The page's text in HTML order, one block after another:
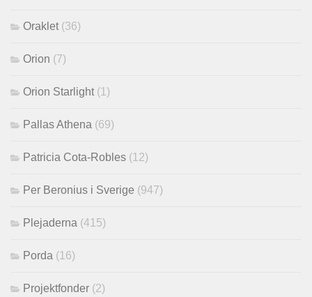
Oraklet (36)
Orion (7)
Orion Starlight (1)
Pallas Athena (69)
Patricia Cota-Robles (12)
Per Beronius i Sverige (947)
Plejaderna (415)
Porda (16)
Projektfonder (2)